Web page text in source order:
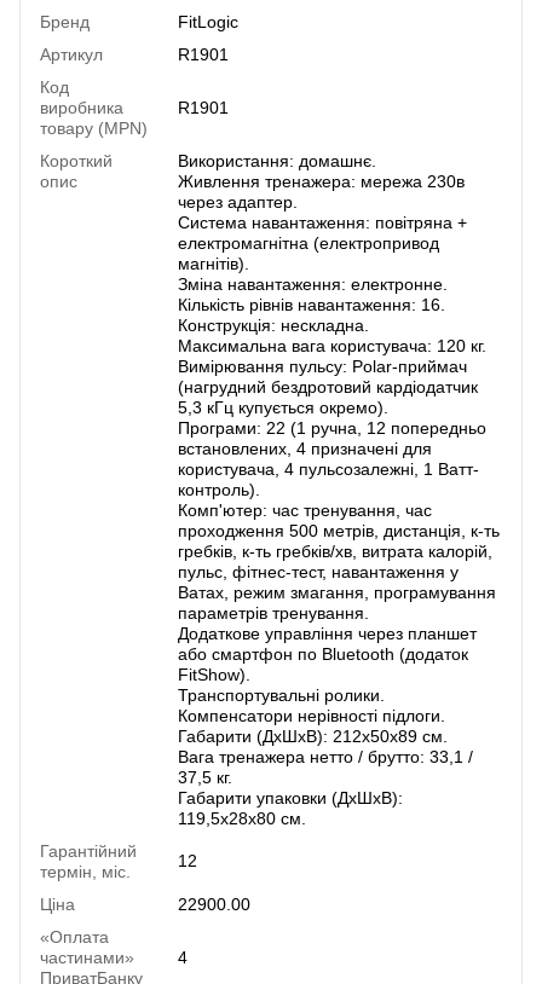
Бренд
FitLogic
Артикул
R1901
Код
виробника
товару (MPN)
R1901
Короткий
опис
Використання: домашнє.
Живлення тренажера: мережа 230в
через адаптер.
Система навантаження: повітряна +
електромагнітна (електропривод
магнітів).
Зміна навантаження: електронне.
Кількість рівнів навантаження: 16.
Конструкція: нескладна.
Максимальна вага користувача: 120 кг.
Вимірювання пульсу: Polar-приймач
(нагрудний бездротовий кардіодатчик
5,3 кГц купується окремо).
Програми: 22 (1 ручна, 12 попередньо
встановлених, 4 призначені для
користувача, 4 пульсозалежні, 1 Ватт-
контроль).
Комп'ютер: час тренування, час
проходження 500 метрів, дистанція, к-ть
гребків, к-ть гребків/хв, витрата калорій,
пульс, фітнес-тест, навантаження у
Ватах, режим змагання, програмування
параметрів тренування.
Додаткове управління через планшет
або смартфон по Bluetooth (додаток
FitShow).
Транспортувальні ролики.
Компенсатори нерівності підлоги.
Габарити (ДхШхВ): 212х50х89 см.
Вага тренажера нетто / брутто: 33,1 /
37,5 кг.
Габарити упаковки (ДхШхВ):
119,5х28х80 см.
Гарантійний
термін, міс.
12
Ціна
22900.00
«Оплата
частинами»
ПриватБанку
4